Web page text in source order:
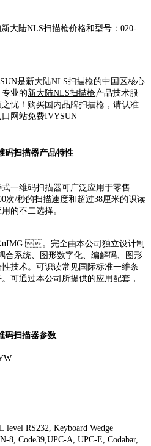
陆NLS扫描枪价格和型号：020-
是新大陆NLS扫描枪的中国区核心
专业的新大陆NLS扫描枪产品技术服
！购买国内品牌扫描枪，请认准
口网站免费IVYSUN
码扫描器产品特性
式一维码扫描器可广泛应用于零售
200次/秒的扫描速度和超过38厘米的识读
不二选择。
术uIMG 。完全由本公司独立设计制
系统、图形数字化、编解码、图形
技术。可识读常见国际标准一维条
可通过本公司所提供的应用配套，
码扫描器参数
RS232, Keyboard Wedge
8, Code39,UPC-A, UPC-E, Codabar,